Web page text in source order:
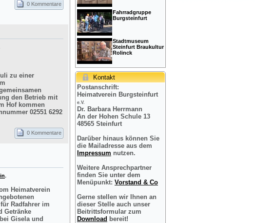
0 Kommentare
zu einer
den Betrieb mit
Hof kommen
02551 6292
0 Kommentare
.
Heimatverein
Radfahrer im
Getränke
Gisela und
Fahrradgruppe
Burgsteinfurt
Stadtmuseum
Steinfurt Braukultur
Rolinck
Kontakt
Postanschrift:
Heimatverein Burgsteinfurt
e.V.
Dr. Barbara Herrmann
An der Hohen Schule 13
48565 Steinfurt
Darüber hinaus können Sie
die Mailadresse aus dem
Impressum nutzen.
Weitere Ansprechpartner
finden Sie unter dem
Menüpunkt: Vorstand & Co
Gerne stellen wir Ihnen an
dieser Stelle auch unser
Beitrittsformular zum
Download bereit!